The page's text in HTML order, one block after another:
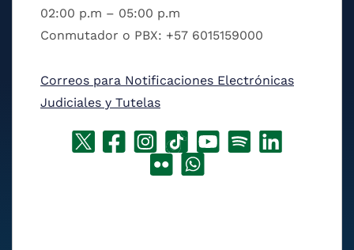
02:00 p.m – 05:00 p.m
Conmutador o PBX: +57 6015159000
Correos para Notificaciones Electrónicas
Judiciales y Tutelas